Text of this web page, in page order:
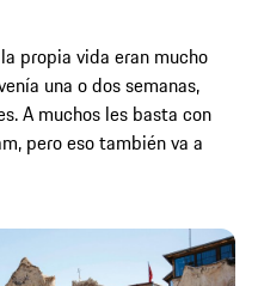
propia vida eran mucho
una o dos semanas,
A muchos les basta con
pero eso también va a